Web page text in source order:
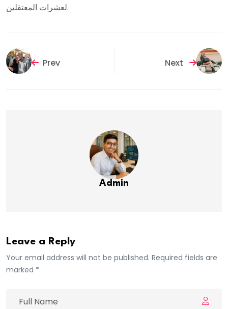
لعشرات المعتقلين.
Prev Next
Admin
Leave a Reply
Your email address will not be published. Required fields are
marked *